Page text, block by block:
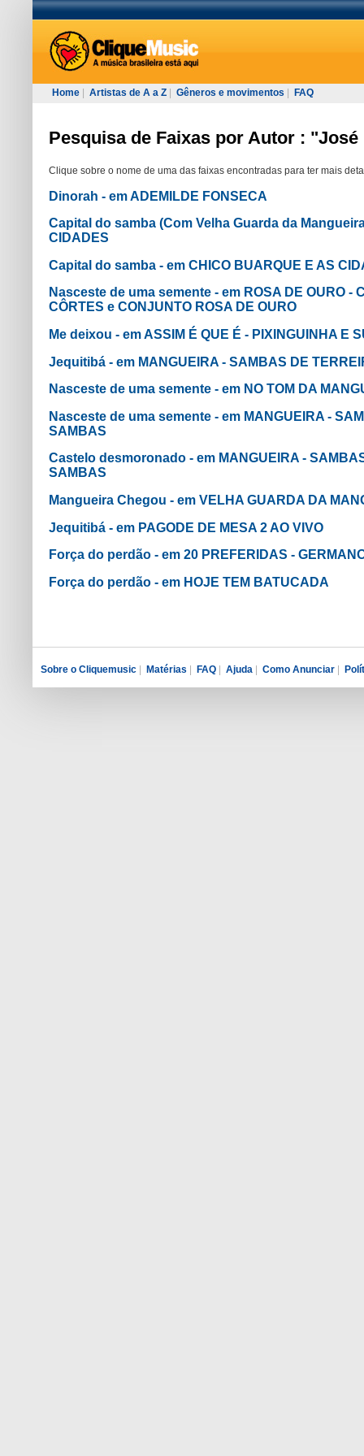
Home Artistas de A a Z Gêneros e movimentos FAQ
Pesquisa de Faixas por Autor :
Clique sobre o nome de uma das faixas encontradas para ter mais
Dinorah - em ADEMILDE FONSECA
Capital do samba (Com Velha Guarda da
CIDADES
Capital do samba - em CHICO BUARQUE E AS
Nasceste de uma semente - em ROSA DE OURO -
CÔRTES e CONJUNTO ROSA DE OURO
Me deixou - em ASSIM É QUE É - PIXINGUINHA E
Jequitibá - em MANGUEIRA - SAMBAS DE
Nasceste de uma semente - em NO TOM DA
Nasceste de uma semente - em MANGUEIRA -
SAMBAS
Castelo desmoronado - em MANGUEIRA -
SAMBAS
Mangueira Chegou - em VELHA GUARDA DA
Jequitibá - em PAGODE DE MESA 2 AO VIVO
Força do perdão - em 20 PREFERIDAS -
Força do perdão - em HOJE TEM BATUCADA
Sobre o Cliquemusic | Matérias | FAQ | Ajuda | Como Anunciar |